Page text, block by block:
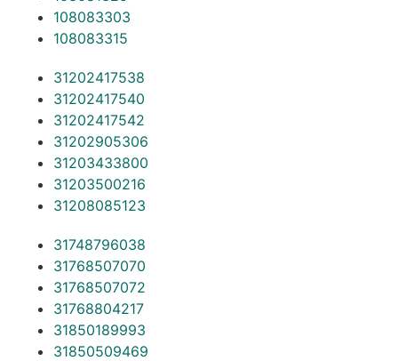
108083303
108083315
31202417538
31202417540
31202417542
31202905306
31203433800
31203500216
31208085123
31748796038
31768507070
31768507072
31768804217
31850189993
31850509469